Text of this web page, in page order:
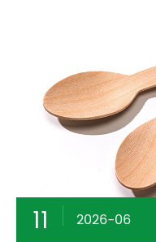
11 2026-06